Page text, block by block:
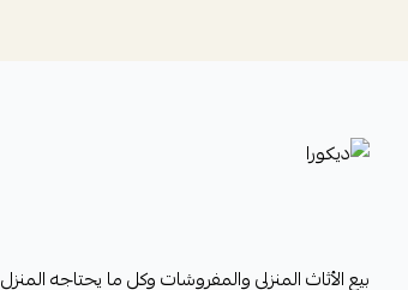
ديكورا
بيع الأثاث المنزلي والمفروشات وكل ما يحتاجه المنزل